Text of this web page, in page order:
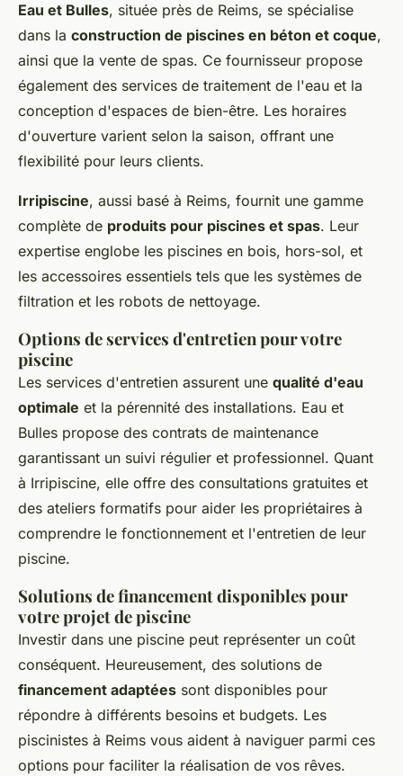
Eau et Bulles, située près de Reims, se spécialise
dans la construction de piscines en béton et coque,
ainsi que la vente de spas. Ce fournisseur propose
également des services de traitement de l'eau et la
conception d'espaces de bien-être. Les horaires
d'ouverture varient selon la saison, offrant une
flexibilité pour leurs clients.
Irripiscine, aussi basé à Reims, fournit une gamme
complète de produits pour piscines et spas. Leur
expertise englobe les piscines en bois, hors-sol, et
les accessoires essentiels tels que les systèmes de
filtration et les robots de nettoyage.
Options de services d'entretien pour votre
piscine
Les services d'entretien assurent une qualité d'eau
optimale et la pérennité des installations. Eau et
Bulles propose des contrats de maintenance
garantissant un suivi régulier et professionnel. Quant
à Irripiscine, elle offre des consultations gratuites et
des ateliers formatifs pour aider les propriétaires à
comprendre le fonctionnement et l'entretien de leur
piscine.
Solutions de financement disponibles pour
votre projet de piscine
Investir dans une piscine peut représenter un coût
conséquent. Heureusement, des solutions de
financement adaptées sont disponibles pour
répondre à différents besoins et budgets. Les
piscinistes à Reims vous aident à naviguer parmi ces
options pour faciliter la réalisation de vos rêves.